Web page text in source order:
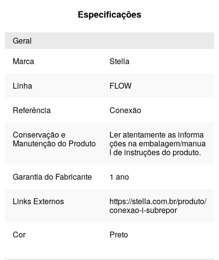
Especificações
Geral
Marca
Stella
Linha FLOW
Referência Conexão
Conservação e
Manutenção do Produto
Ler atentamente as informa
ções na embalagem/manua
l de instruções do produto.
Garantia do Fabricante 1 ano
Links Externos https://stella.com.br/produto/
conexao-i-subrepor
Cor Preto